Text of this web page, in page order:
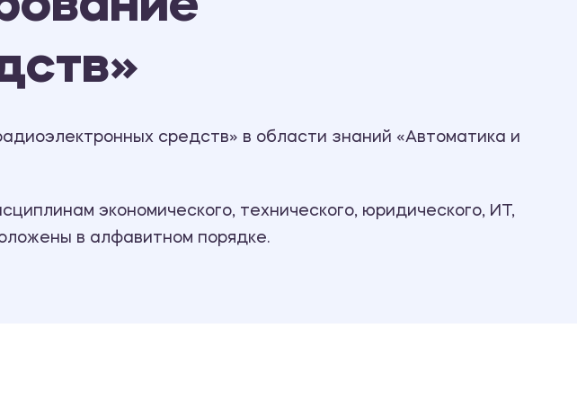
Ответы на билеты
средств» в области знаний «Автоматика и
экономического, технического, юридического, ИТ,
в алфавитном порядке.